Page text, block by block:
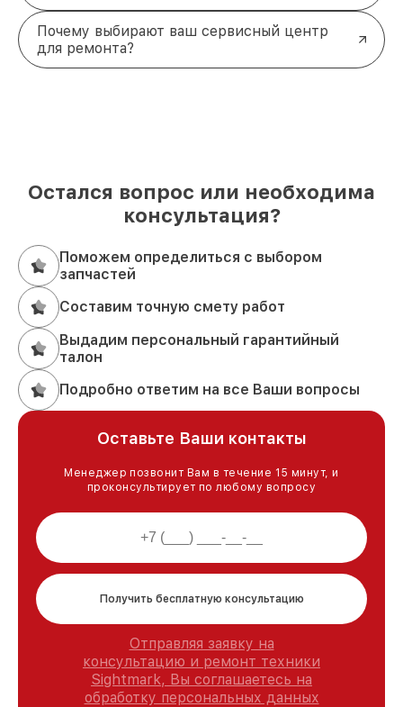
Почему выбирают ваш сервисный центр
для ремонта?
Остался вопрос или необходима
консультация?
Поможем определиться с выбором
запчастей
Составим точную смету работ
Выдадим персональный гарантийный
талон
Подробно ответим на все Ваши вопросы
Оставьте Ваши контакты
Менеджер позвонит Вам в течение 15 минут, и
проконсультирует по любому вопросу
Получить бесплатную консультацию
Отправляя заявку на
консультацию и ремонт техники
Sightmark, Вы соглашаетесь на
обработку персональных данных